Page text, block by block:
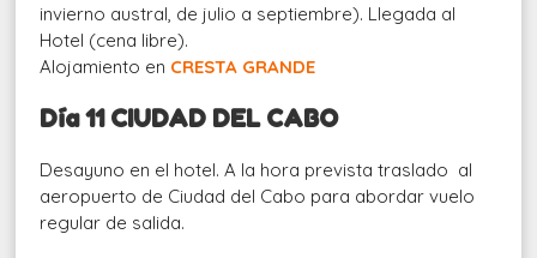
invierno austral, de julio a septiembre). Llegada al
Hotel (cena libre).
Alojamiento en CRESTA GRANDE
Día 11 CIUDAD DEL CABO
Desayuno en el hotel. A la hora prevista traslado al
aeropuerto de Ciudad del Cabo para abordar vuelo
regular de salida.